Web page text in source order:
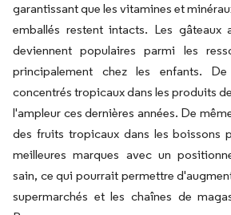
garantissant que les vitamines et
emballés restent intacts. Les gâteaux
deviennent populaires parmi les
principalement chez les enfants.
concentrés tropicaux dans les produits
l'ampleur ces dernières années. De
des fruits tropicaux dans les boissons
meilleures marques avec un
sain, ce qui pourrait permettre
supermarchés et les chaînes de